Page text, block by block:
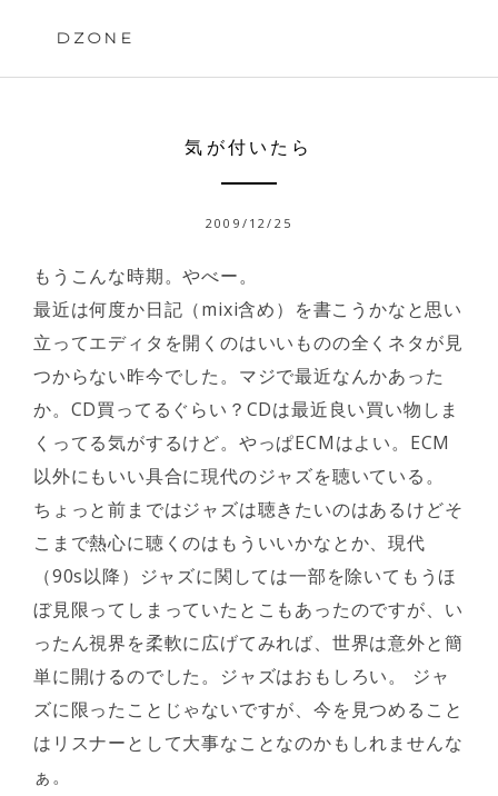
DZONE
気が付いたら
2009/12/25
もうこんな時期。やべー。
最近は何度か日記（mixi含め）を書こうかなと思い
立ってエディタを開くのはいいものの全くネタが見
つからない昨今でした。マジで最近なんかあった
か。CD買ってるぐらい？CDは最近良い買い物しま
くってる気がするけど。やっぱECMはよい。ECM
以外にもいい具合に現代のジャズを聴いている。
ちょっと前まではジャズは聴きたいのはあるけどそ
こまで熱心に聴くのはもういいかなとか、現代
（90s以降）ジャズに関しては一部を除いてもうほ
ぼ見限ってしまっていたとこもあったのですが、い
ったん視界を柔軟に広げてみれば、世界は意外と簡
単に開けるのでした。ジャズはおもしろい。 ジャ
ズに限ったことじゃないですが、今を見つめること
はリスナーとして大事なことなのかもしれませんな
ぁ。